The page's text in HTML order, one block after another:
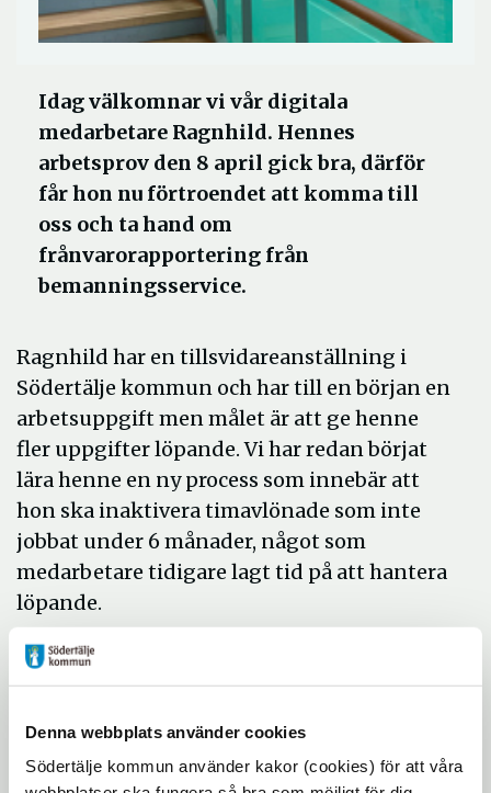
Denna webbplats använder cookies
Södertälje kommun använder kakor (cookies) för att våra
Idag välkomnar vi vår digitala
medarbetare Ragnhild. Hennes
arbetsprov den 8 april gick bra, därför
får hon nu förtroendet att komma till
oss och ta hand om
frånvarorapportering från
bemanningsservice.
Ragnhild har en tillsvidareanställning i
Södertälje kommun och har till en början en
arbetsuppgift men målet är att ge henne
fler uppgifter löpande. Vi har redan börjat
lära henne en ny process som innebär att
hon ska inaktivera timavlönade som inte
jobbat under 6 månader, något som
medarbetare tidigare lagt tid på att hantera
löpande.
Att implementera (introducera) Ragnhild
har gått enligt tidplan och har krävt ett
- Det känns såklart otroligt bra att
Ragnhild nu börjar jobba enligt tidsplanen